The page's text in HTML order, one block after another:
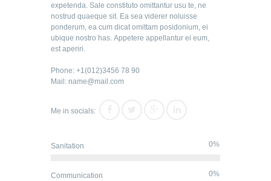
expetenda. Sale constituto omittantur usu te, ne
nostrud quaeque sit. Ea sea viderer noluisse
ponderum, ea cum dicat omittam posidonium, ei
ubique nostro has. Appetere appellantur ei eum,
est aperiri.
Phone: +1(012)3456 78 90
Mail: name@mail.com
Me in socials:
Sanitation 0%
Communication 0%